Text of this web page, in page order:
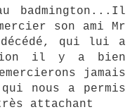
son ami Mr
décédé, qui lui a
il y a bien
jamais
qui nous a permis
attachant